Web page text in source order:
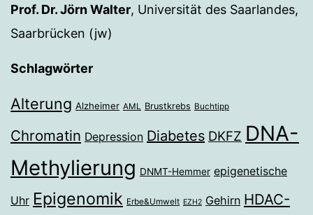
Prof. Dr. Jörn Walter, Universität des Saarlandes,
Saarbrücken (jw)
Schlagwörter
Alterung Alzheimer AML Brustkrebs Buchtipp
Chromatin Depression Diabetes DKFZ DNA-
Methylierung DNMT-Hemmer epigenetische
Uhr Epigenomik Erbe&Umwelt EZH2 Gehirn HDAC-